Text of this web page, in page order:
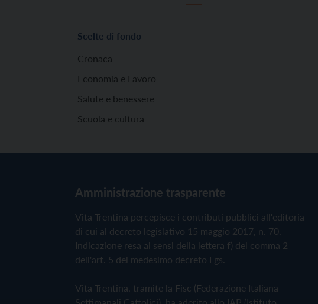
Scelte di fondo
Cronaca
Economia e Lavoro
Salute e benessere
Scuola e cultura
Amministrazione trasparente
Vita Trentina percepisce i contributi pubblici all'editoria
di cui al decreto legislativo 15 maggio 2017, n. 70.
Indicazione resa ai sensi della lettera f) del comma 2
dell'art. 5 del medesimo decreto Lgs.
Vita Trentina, tramite la Fisc (Federazione Italiana